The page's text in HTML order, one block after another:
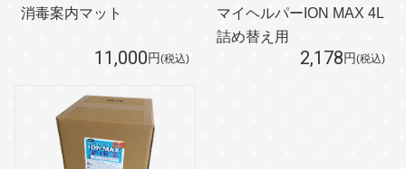
消毒案内マット
11,000円(税込)
マイヘルパーION MAX 4L
詰め替え用
2,178円(税込)